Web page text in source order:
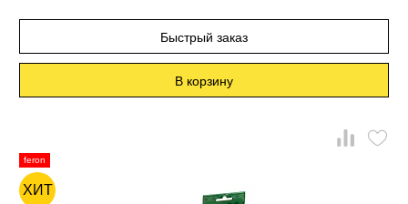
Быстрый заказ
В корзину
feron
ХИТ